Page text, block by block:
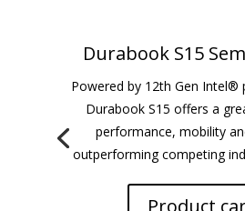
Durabook S15
Powered by 12th Gen Intel®
Durabook S15 offers a
performance, mobility
outperforming competing